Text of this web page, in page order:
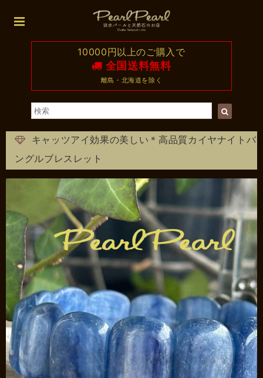
10000円以上のご購入で
全国送料無料
離島・北海道を除く
キャッツアイ効果の美しい＊高品質カイヤナイトバ
ングルブレスレット